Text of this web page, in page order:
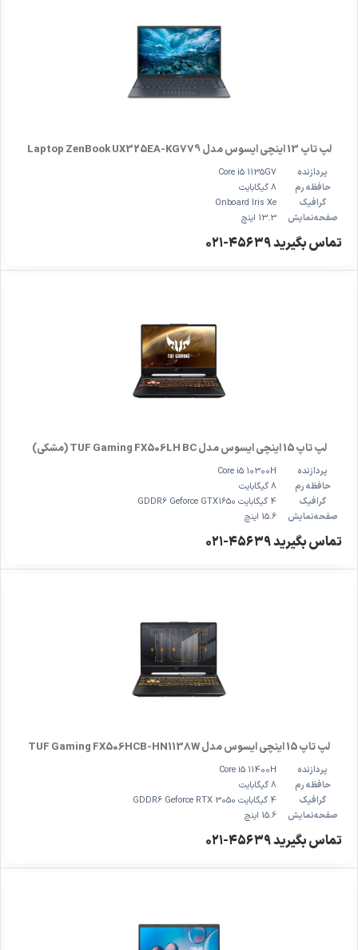
لپ تاپ 13 اینچی ایسوس مدل Laptop ZenBook UX325EA-KG779
پردازنده
Core i5 1135G7
حافظه رم
8 گیگابایت
گرافیک
Onboard Iris Xe
صفحه‌نمایش
13.3 اینچ
تماس بگیرید ۴۵۶۳۹-۰۲۱
لپ تاپ 15 اینچی ایسوس مدل TUF Gaming FX506LH BC (مشکی)
پردازنده
Core i5 10300H
حافظه رم
8 گیگابایت
گرافیک
4 گیگابایت GDDR6 Geforce GTX1650
صفحه‌نمایش
15.6 اینچ
تماس بگیرید ۴۵۶۳۹-۰۲۱
لپ تاپ 15 اینچی ایسوس مدل TUF Gaming FX506HCB-HN1138W
پردازنده
Core i5 11400H
حافظه رم
8 گیگابایت
گرافیک
4 گیگابایت GDDR6 Geforce RTX 3050
صفحه‌نمایش
15.6 اینچ
تماس بگیرید ۴۵۶۳۹-۰۲۱